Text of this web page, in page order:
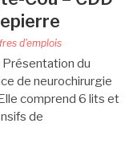
d'emplois
du
de neurochirurgie
comprend 6 lits et
de